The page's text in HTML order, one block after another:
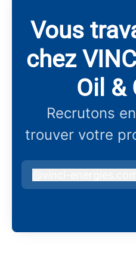
Vous
chez
Oil &
Recrutons
trouver votre
vinci-energies.com